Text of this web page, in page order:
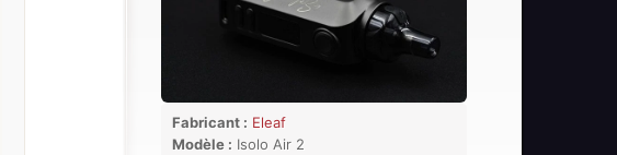
Fabricant : Eleaf
Modèle : Isolo Air 2